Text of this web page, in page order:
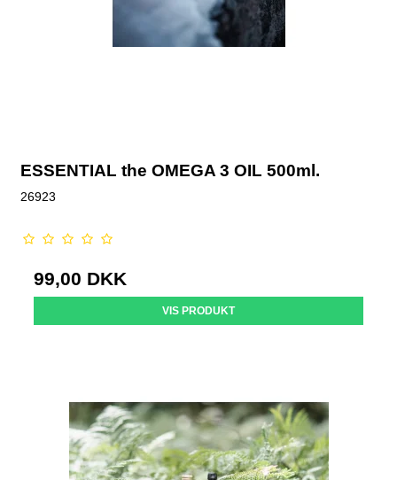
ESSENTIAL the OMEGA 3 OIL 500ml.
26923
99,00 DKK
VIS PRODUKT